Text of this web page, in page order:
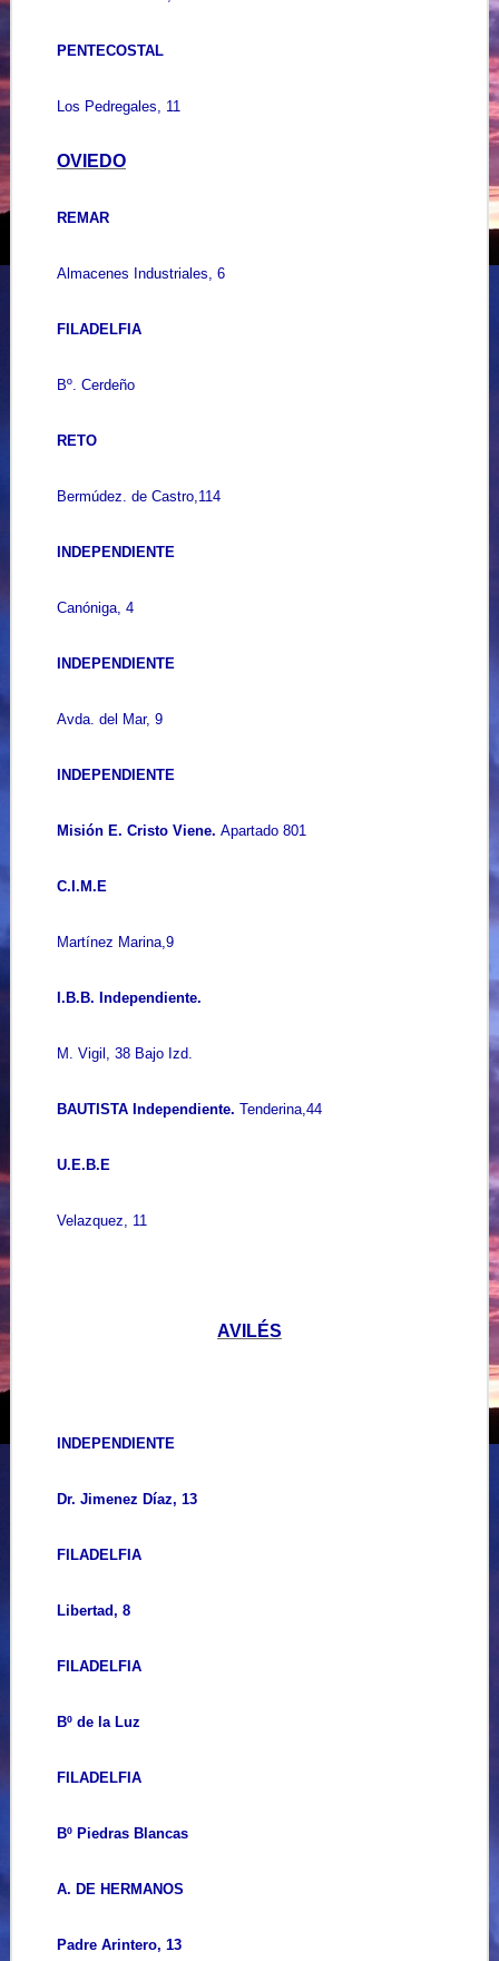
PENTECOSTAL
Los Pedregales, 11
OVIEDO
REMAR
Almacenes Industriales, 6
FILADELFIA
Bº. Cerdeño
RETO
Bermúdez. de Castro,114
INDEPENDIENTE
Canóniga, 4
INDEPENDIENTE
Avda. del Mar, 9
INDEPENDIENTE
Misión E. Cristo Viene. Apartado 801
C.I.M.E
Martínez Marina,9
I.B.B. Independiente.
M. Vigil, 38 Bajo Izd.
BAUTISTA Independiente. Tenderina,44
U.E.B.E
Velazquez, 11
AVILÉS
INDEPENDIENTE
Dr. Jimenez Díaz, 13
FILADELFIA
Libertad, 8
FILADELFIA
Bº de la Luz
FILADELFIA
Bº Piedras Blancas
A. DE HERMANOS
Padre Arintero, 13